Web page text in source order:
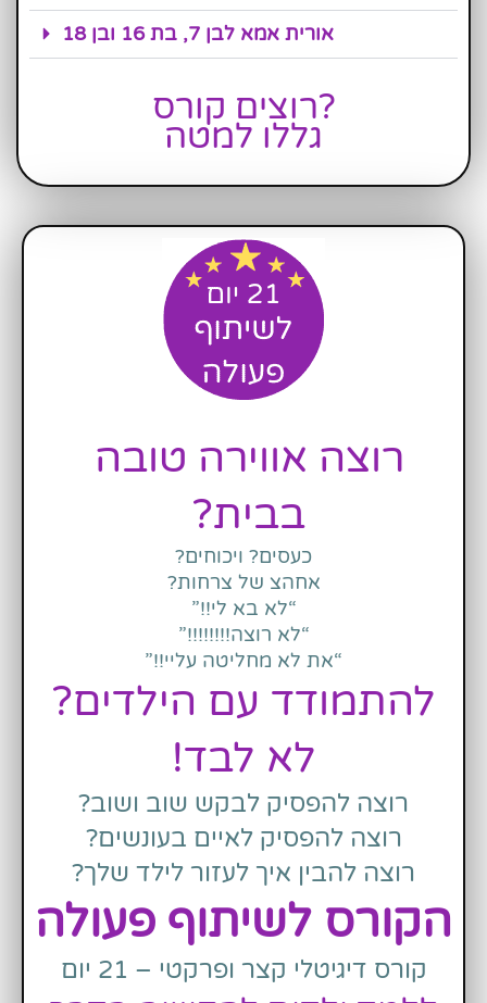
אורית אמא לבן 7, בת 16 ובן 18
רוצים קורס?
גללו למטה
בבית?
כעסים? ויכוחים?
אחהצ של צרחות?
“לא בא לי!!”
“לא רוצה!!!!!!!!”
“את לא מחליטה עליי!!”
להתמודד עם הילדים?
לא לבד!
רוצה להפסיק לבקש שוב ושוב?
רוצה להפסיק לאיים בעונשים?
רוצה להבין איך לעזור לילד שלך?
הקורס לשיתוף פעולה
קורס דיגיטלי קצר ופרקטי – 21 יום